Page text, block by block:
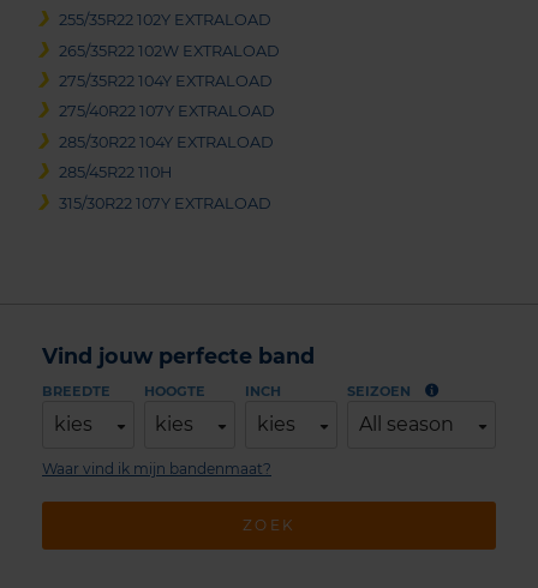
255/35R22 102Y EXTRALOAD
265/35R22 102W EXTRALOAD
275/35R22 104Y EXTRALOAD
275/40R22 107Y EXTRALOAD
285/30R22 104Y EXTRALOAD
285/45R22 110H
315/30R22 107Y EXTRALOAD
Vind jouw perfecte band
BREEDTE
kies
HOOGTE
kies
INCH
kies
SEIZOEN
All season
ZOEK
Waar vind ik mijn bandenmaat?